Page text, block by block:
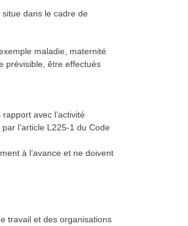
dans le cadre de
maladie, maternité
prévisible, être effectués
avec l’activité
l’article L225-1 du Code
à l’avance et ne doivent
travail et des organisations